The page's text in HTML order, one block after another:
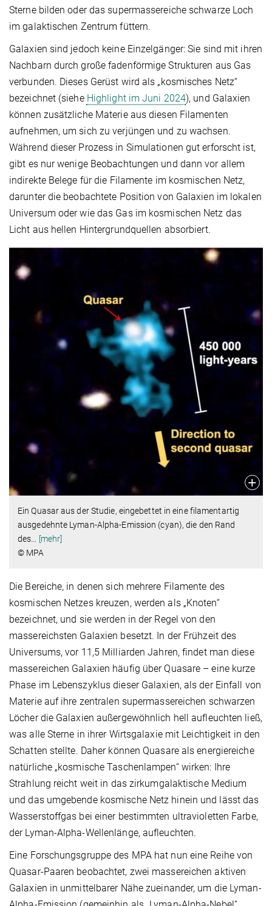
Sterne bilden oder das supermassereicheschwarze Loch
im galaktischen Zentrum füttern.
Galaxien sind jedoch keine Einzelgänger: Sie sind mit ihren
Nachbarn durch große fadenförmige Strukturen aus Gas
verbunden. Dieses Gerüst wird als „kosmisches Netz“
bezeichnet (siehe Highlight im Juni 2024), und Galaxien
können zusätzliche Materie aus diesen Filamenten
aufnehmen, um sich zu verjüngen und zu wachsen.
Während dieser Prozess in Simulationen gut erforscht ist,
gibt es nur wenige Beobachtungen und dann vor allem
indirekte Belege für die Filamente im kosmischen Netz,
darunter die beobachtete Position von Galaxien im lokalen
Universum oder wie das Gas im kosmischen Netz das
Licht aus hellen Hintergrundquellen absorbiert.
Ein Quasar aus der Studie, eingebettet in eine filamentartig
ausgedehnte Lyman-Alpha-Emission (cyan), die den Rand
des
[mehr]
© MPA
Die Bereiche, in denen sich mehrere Filamente des
kosmischen Netzes kreuzen, werden als „Knoten“
bezeichnet, und sie werden in der Regel von den
massereichsten Galaxien besetzt. In der Frühzeit des
Universums, vor 11,5 Milliarden Jahren, findet man diese
massereichen Galaxien häufig über Quasare – eine kurze
Phase im Lebenszyklus dieser Galaxien, als der Einfall von
Materie auf ihre zentralen supermassereichen schwarzen
Löcher die Galaxien außergewöhnlich hell aufleuchten ließ,
was alle Sterne in ihrer Wirtsgalaxie mit Leichtigkeit in den
Schatten stellte. Daher können Quasare als energiereiche
natürliche „kosmische Taschenlampen“ wirken: Ihre
Strahlung reicht weit in das zirkumgalaktische Medium
und das umgebende kosmische Netz hinein und lässt das
Wasserstoffgas bei einer bestimmten ultravioletten Farbe,
der Lyman-Alpha-Wellenlänge, aufleuchten.
Eine Forschungsgruppe des MPA hat nun eine Reihe von
Quasar-Paaren beobachtet, zwei massereichen aktiven
Galaxien in unmittelbarer Nähe zueinander, um die Lyman-